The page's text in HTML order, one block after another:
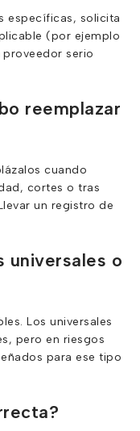
específicas, solicita
(por ejemplo
proveedor serio
reemplazar
cuando
cortes o tras
un registro de
universales o
Los universales
pero en riesgos
para ese tipo